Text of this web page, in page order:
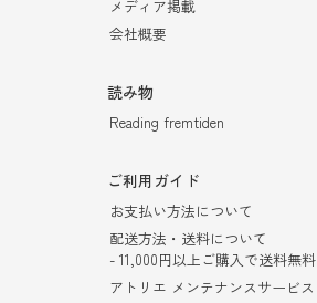
メディア掲載
会社概要
読み物
Reading fremtiden
ご利用ガイド
お支払い方法について
配送方法・送料について
- 11,000円以上ご購入で送料無料
アトリエ メンテナンスサービス